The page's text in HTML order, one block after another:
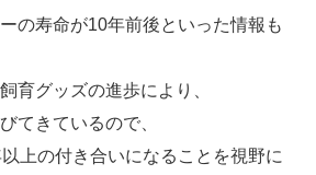
の寿命が10年前後といった情報も
育グッズの進歩により、
てきているので、
上の付き合いになることを視野に